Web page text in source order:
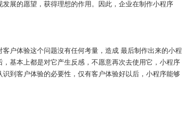
展的愿望，获得理想的作用。因此，企业在制作小程序
户体验这个问题沒有任何考量，造成 最后制作出来的小程
基本上都是对它产生反感，不愿意再次去使用它，小程序
到客户体验的必要性，仅有客户体验好以后，小程序能够